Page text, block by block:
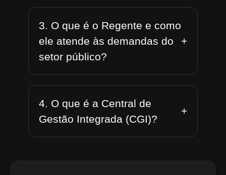
3. O que é o Regente e como
ele atende às demandas do
setor público?
+
4. O que é a Central de
Gestão Integrada (CGI)?
+